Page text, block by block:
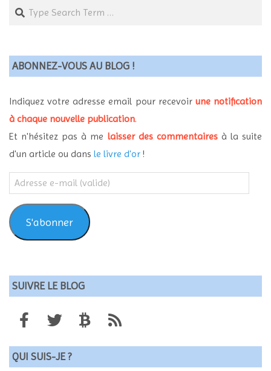
Search
ABONNEZ-VOUS AU BLOG !
Indiquez votre adresse email pour recevoir une notification
à chaque nouvelle publication.
Et n'hésitez pas à me laisser des commentairesà la suite
d'un article ou dans le livre d'or !
Adresse
e-
mail
(valide)S'abonner
SUIVRE LE BLOG
QUI SUIS-JE ?